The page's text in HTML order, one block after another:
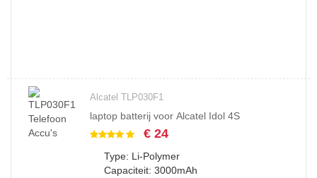
Alcatel TLP030F1
laptop batterij voor Alcatel Idol 4S
€ 24
Type: Li-Polymer
Capaciteit: 3000mAh